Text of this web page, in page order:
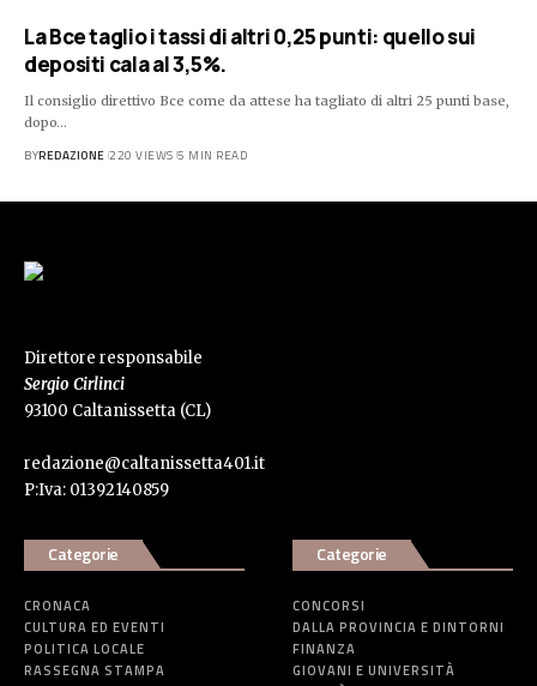
La Bce taglio i tassi di altri 0,25 punti: quello sui
depositi cala al 3,5%.
Il consiglio direttivo Bce come da attese ha tagliato di altri 25 punti base,
dopo…
BYREDAZIONE 220 VIEWS 5 MIN READ
Direttore responsabile
Sergio Cirlinci
93100 Caltanissetta (CL)
redazione@caltanissetta401.it
P:Iva: 01392140859
Categorie
CRONACA
CULTURA ED EVENTI
POLITICA LOCALE
RASSEGNA STAMPA
Categorie
CONCORSI
DALLA PROVINCIA E DINTORNI
FINANZA
GIOVANI E UNIVERSITÀ